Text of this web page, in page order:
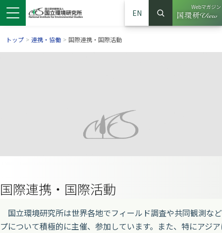
EN
サイト内検索
検索
Webマガジン
（別ウイ
トップ > 連携・協働 > 国際連携・国際活動
国際連携・国際活動
国立環境研究所は世界各地でフィールド調査や共同観測な
プについて積極的に主催、参加しています。また、特にアジ